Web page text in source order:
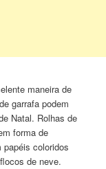
maneira de
garrafa podem
Natal. Rolhas de
forma de
coloridos
de neve.